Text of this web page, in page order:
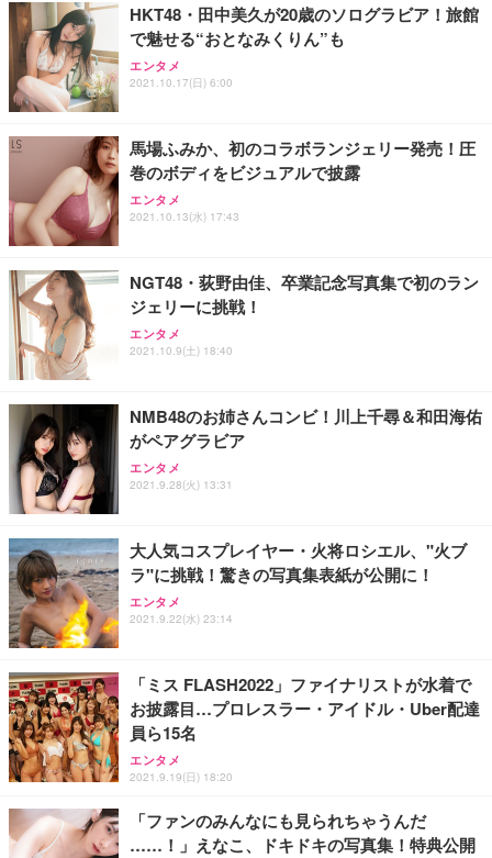
務用 おしゃれ パソコンチェア (ブラック)
Sezlife オフィスチェア デスクチェア 疲れない テレ
ワーク チェア 強化バックレスト 30度ロッキング機
能 人間工学 椅子 腰サポート 90度跳ね上げ式アーム
務用 おしゃれ パソコンチェア (ホワイト)
ANDWINT オフィスチェア デスクチェア 肘なし メ
ッシュ 通気性 ランバーサポート付き 腰サポート ガ
ス圧無段階昇降 360度回転 キャスター付き コンパク
【整備済み品】Dell E2724HS 27インチ 液晶モニタ
ー フルHD（1920×1080）VA 非光沢 HDMI/DisplayP
ort/VGA スピーカー内蔵 高さ調整 スイベル VESA対
【MiniLED/24.5inch/280Hz/FHD】GRAPHT THE S
HOOTER Gaming Monitor 24” Essential ゲーミン
グモニター QD 24.5インチ 1ms FHD 量子ドット 残
Smart Basic(スマートベーシック) 【Amazon.co.jp
限定】 Smart Basic アイリスオーヤマ ペットシーツ
超厚型 お徳用 ワイド 100枚入 (x 1) (ケース販売)
アイリスオーヤマ ペットシーツ 超厚型 お徳用 レギ
ュラー 200枚入【Amazon.co.jp限定】
HKT48・田中美久が20歳のソログラビア！旅館
で魅せる“おとなみくりん”も
エンタメ
2021.10.17(日) 6:00
馬場ふみか、初のコラボランジェリー発売！圧
巻のボディをビジュアルで披露
エンタメ
2021.10.13(水) 17:43
NGT48・荻野由佳、卒業記念写真集で初のラン
ジェリーに挑戦！
エンタメ
2021.10.9(土) 18:40
NMB48のお姉さんコンビ！川上千尋＆和田海佑
がペアグラビア
エンタメ
2021.9.28(火) 13:31
大人気コスプレイヤー・火将ロシエル、"火ブ
ラ"に挑戦！驚きの写真集表紙が公開に！
エンタメ
2021.9.22(水) 23:14
「ミス FLASH2022」ファイナリストが水着で
お披露目…プロレスラー・アイドル・Uber配達
員ら15名
エンタメ
2021.9.19(日) 18:20
「ファンのみんなにも見られちゃうんだ
……！」えなこ、ドキドキの写真集！特典公開